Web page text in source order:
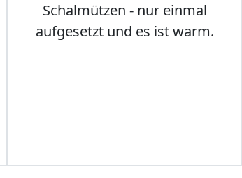
Schalmützen - nur einmal
aufgesetzt und es ist warm.